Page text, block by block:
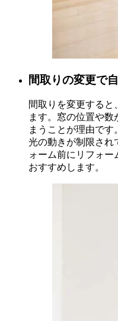
間取りの変更で
間取りを変更すると
ます。窓の位置や
まうことが理由で
光の動きが制限され
ォーム前にリフォー
おすすめします。